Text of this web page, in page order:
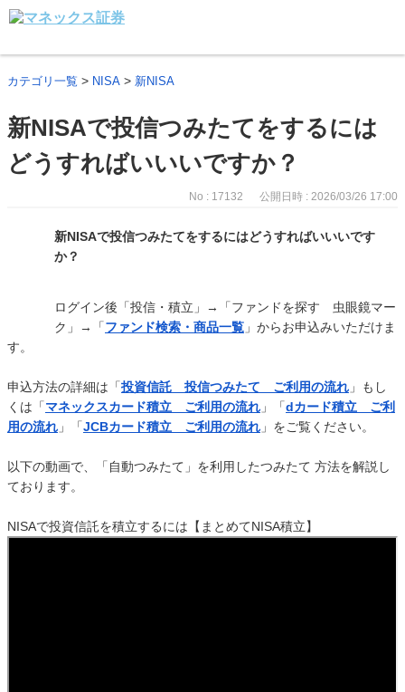
カテゴリ一覧 > NISA > 新NISA
新NISAで投信つみたてをするには
どうすればいいいですか？
No : 17132 公開日時 : 2026/03/26 17:00
新NISAで投信つみたてをするにはどうすればいいいです
か？
ログイン後「投信・積立」→「ファンドを探す 虫眼鏡マー
ク」→「ファンド検索・商品一覧 」からお申込みいただけま
す。
申込方法の詳細は「投資信託 投信つみたて ご利用の流れ 」もし
くは「マネックスカード積立 ご利用の流れ 」「dカード積立 ご利
用の流れ 」「JCBカード積立 ご利用の流れ 」をご覧ください。
以下の動画で、「自動つみたて」を利用したつみたて 方法を解説し
ております。
NISAで投資信託を積立するには【まとめてNISA積立】